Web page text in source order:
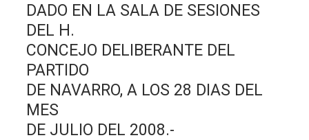
DADO EN LA SALA DE SESIONES
DEL H.
CONCEJO DELIBERANTE DEL
PARTIDO
DE NAVARRO, A LOS 28 DIAS DEL
MES
DE JULIO DEL 2008.-